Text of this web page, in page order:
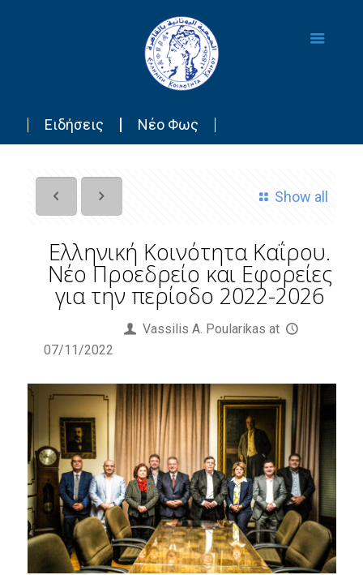
Ειδήσεις Νέο Φως
Show all
Ελληνική Κοινότητα Καΐρου.
Νέο Προεδρείο και Εφορείες
για την περίοδο 2022-2026
Vassilis Α. Poularikas at
07/11/2022